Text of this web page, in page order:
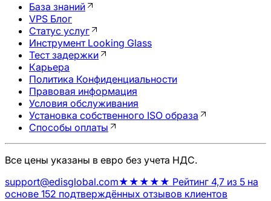
База знаний
VPS Блог
Статус услуг
Инструмент Looking Glass
Тест задержки
Карьера
Политика Конфиденциальности
Правовая информация
Условия обслуживания
Установка собственного ISO образа
Способы оплаты
Все цены указаны в евро без учета НДС.
support@edisglobal.com★★★★★ Рейтинг 4,7 из 5 на
основе 152 подтверждённых отзывов клиентов